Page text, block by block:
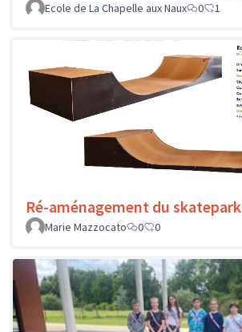
Ecole de La Chapelle aux Naux
0 1
Ré-aménagement du skatepark
Marie Mazzocato
0 0